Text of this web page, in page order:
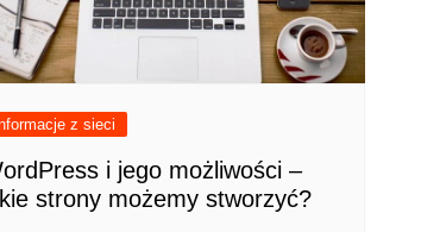
z sieci
i jego możliwości –
strony możemy stworzyć?